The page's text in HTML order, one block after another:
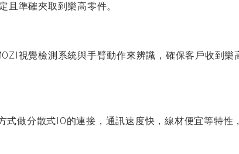
且準確夾取到樂高零件。
視覺檢測系統與手臂動作來辨識，確保客戶收到樂
做分散式IO的連接，通訊速度快，線材便宜等特性